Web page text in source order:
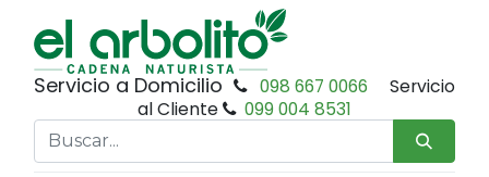
Servicio a Domicilio 098 667 0066
Servicio
al Cliente
099 004 8531